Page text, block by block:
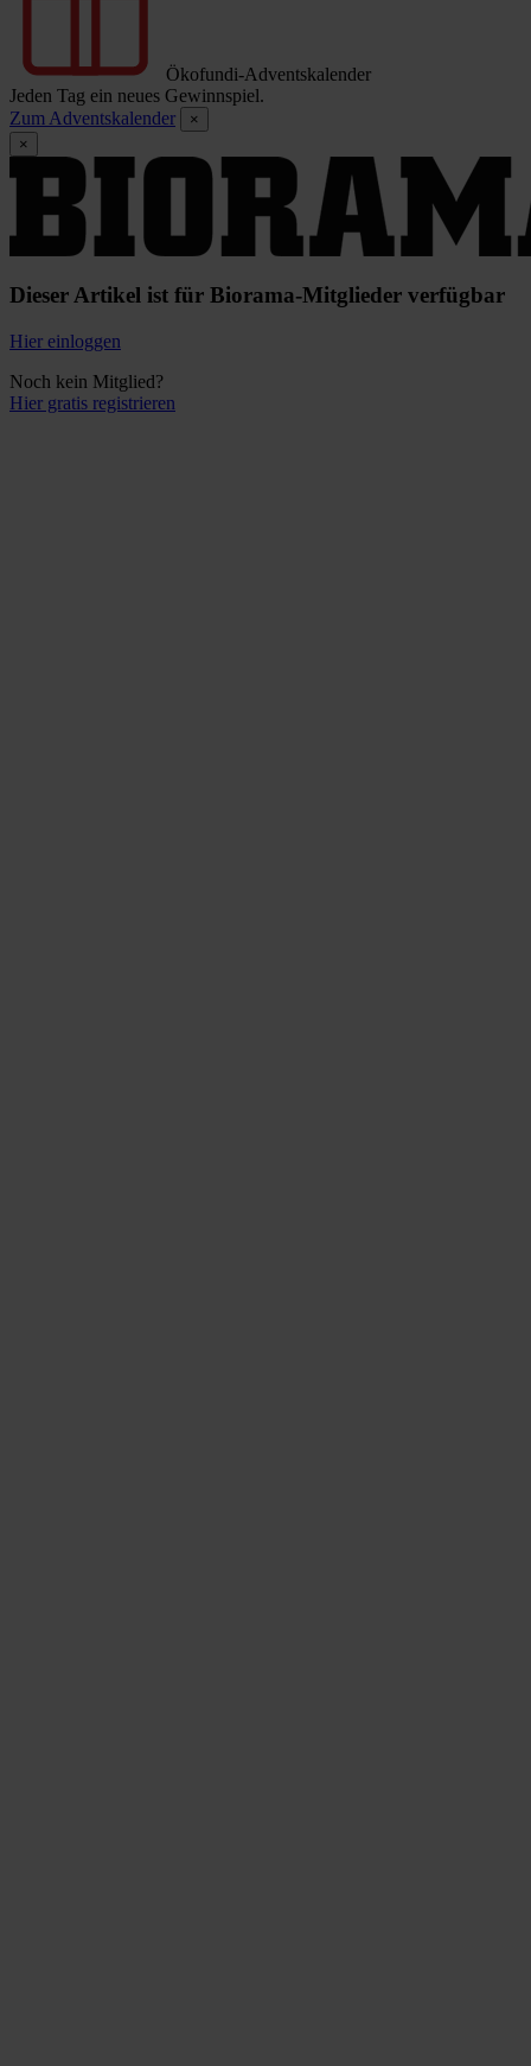
Ökofundi-Adventskalender
Jeden Tag ein neues Gewinnspiel.
Zum Adventskalender
×
×
Dieser Artikel ist für Biorama-Mitglieder verfügbar
Hier einloggen
Noch kein Mitglied?
Hier gratis registrieren